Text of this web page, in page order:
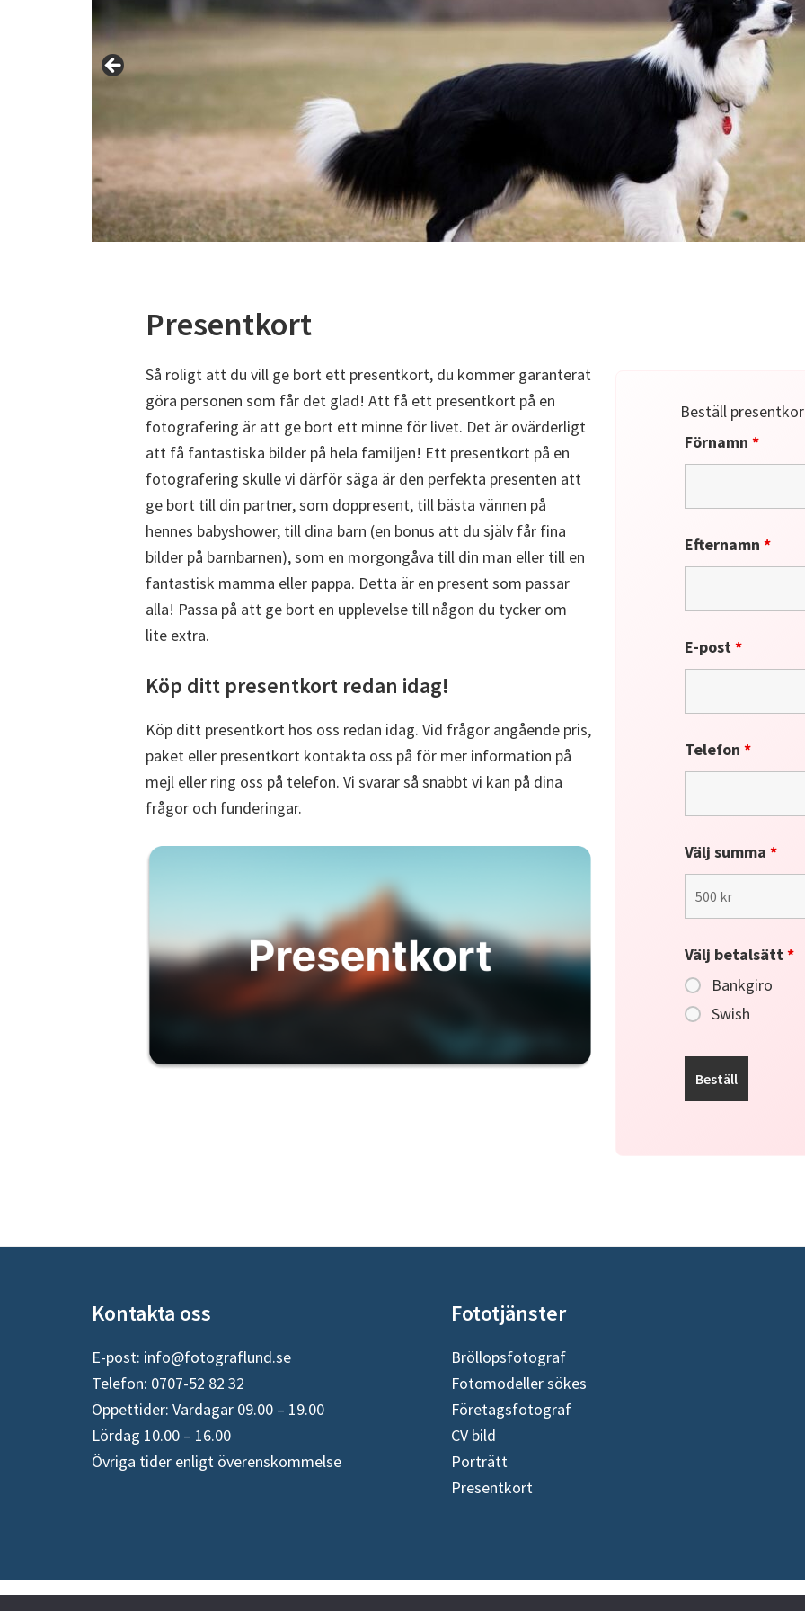
Presentkort
Så roligt att du vill ge bort ett presentkort, du kommer garanterat
göra personen som får det glad! Att få ett presentkort på en
fotografering är att ge bort ett minne för livet. Det är ovärderligt
att få fantastiska bilder på hela familjen! Ett presentkort på en
fotografering skulle vi därför säga är den perfekta presenten att
ge bort till din partner, som doppresent, till bästa vännen på
hennes babyshower, till dina barn (en bonus att du själv får fina
bilder på barnbarnen), som en morgongåva till din man eller till en
fantastisk mamma eller pappa. Detta är en present som passar
alla! Passa på att ge bort en upplevelse till någon du tycker om
lite extra.
Köp ditt presentkort redan idag!
Köp ditt presentkort hos oss redan idag. Vid frågor angående pris,
paket eller presentkort kontakta oss på för mer information på
mejl eller ring oss på telefon. Vi svarar så snabbt vi kan på dina
frågor och funderingar.
Beställ
Förnamn*
Efternamn*
E-post*
Telefon*
Välj summa*
Välj betalsätt*
Bankgiro
Swish
Kontakta oss
E-post: info@fotograflund.se
Telefon: 0707-52 82 32
Öppettider: Vardagar 09.00 – 19.00
Lördag 10.00 – 16.00
Övriga tider enligt överenskommelse
Fototjänster
Bröllopsfotograf
Fotomodeller sökes
Företagsfotograf
CV bild
Porträtt
Presentkort